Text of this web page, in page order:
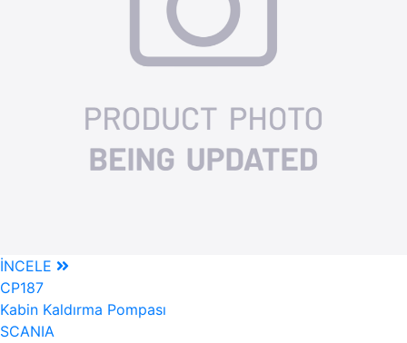
İNCELE
CP187
Kabin Kaldırma Pompası
SCANIA